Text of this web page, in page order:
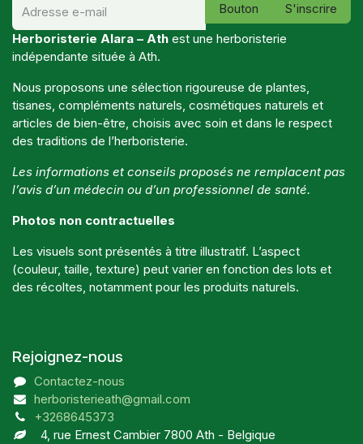
Bouton
S'inscrire
Herboristerie Alara – Ath est une herboristerie
indépendante située à Ath.
Nous proposons une sélection rigoureuse de plantes,
tisanes, compléments naturels, cosmétiques naturels et
articles de bien-être, choisis avec soin et dans le respect
des traditions de l’herboristerie.
Les informations et conseils proposés ne remplacent pas
l’avis d’un médecin ou d’un professionnel de santé.
Photos non contractuelles
Les visuels sont présentés à titre illustratif. L’aspect
(couleur, taille, texture) peut varier en fonction des lots et
des récoltes, notamment pour les produits naturels.
Rejoignez-nous
Contactez-nous
herboristerieath@gmail.com
+3268645373
4, rue Ernest Cambier 7800 Ath - Belgique